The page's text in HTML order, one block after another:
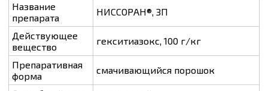
Название
препарата
НИССОРАН®, ЗП
Действующее
вещество
гекситиазокс, 100 г/кг
Препаративная
форма
смачивающийся порошок